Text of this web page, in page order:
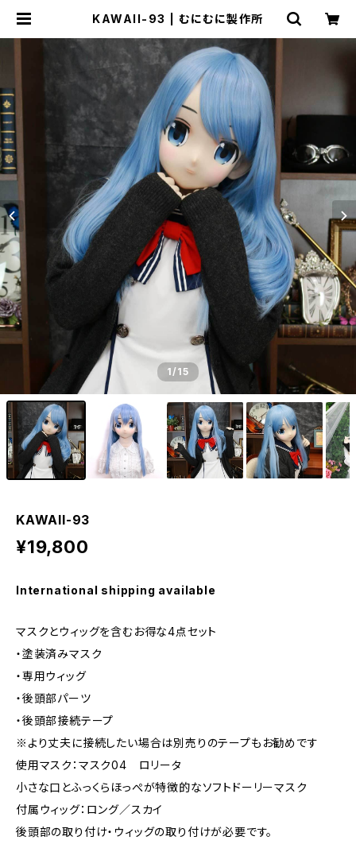
KAWAII-93 | むにむに製作所
1/15
KAWAII-93
¥19,800
International shipping available
マスクとウィッグを含むお得な4点セット
・塗装済みマスク
・専用ウィッグ
・後頭部パーツ
・後頭部接続テープ
※より丈夫に接続したい場合は別売りのテープもお勧めです
使用マスク：マスク04 ロリータ
小さな口とふっくらほっぺが特徴的なソフトドーリーマスク
付属ウィッグ：ロング／スカイ
後頭部の取り付け・ウィッグの取り付けが必要です。